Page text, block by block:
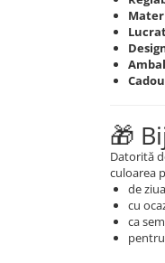
🎁
Datorită
culoarea
de
cu
ca